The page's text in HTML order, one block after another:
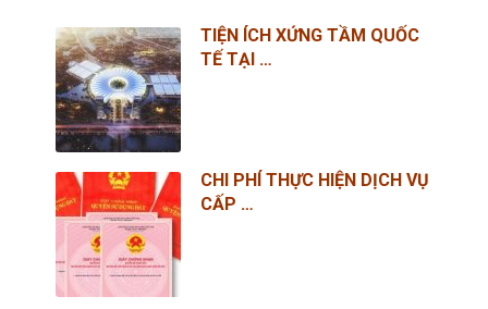
TIỆN ÍCH XỨNG TẦM QUỐC
TẾ TẠI …
CHI PHÍ THỰC HIỆN DỊCH VỤ
CẤP …